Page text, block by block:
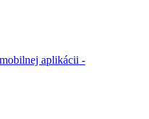
mobilnej aplikácii -